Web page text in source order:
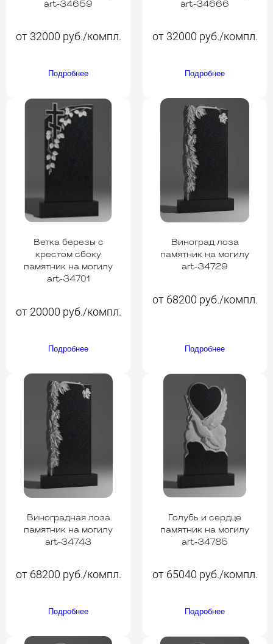
art-34659
от 32000 руб./компл.
Подробнее
art-34666
от 32000 руб./компл.
Подробнее
Ветка березы с
крестом сбоку
памятник на могилу
art-34701
от 20000 руб./компл.
Подробнее
Виноград лоза
памятник на могилу
art-34729
от 68200 руб./компл.
Подробнее
Виноградная лоза
памятник на могилу
art-34743
от 68200 руб./компл.
Подробнее
Голубь и сердце
памятник на могилу
art-34785
от 65040 руб./компл.
Подробнее